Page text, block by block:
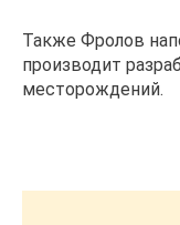
Также Фролов
производит
месторождений.